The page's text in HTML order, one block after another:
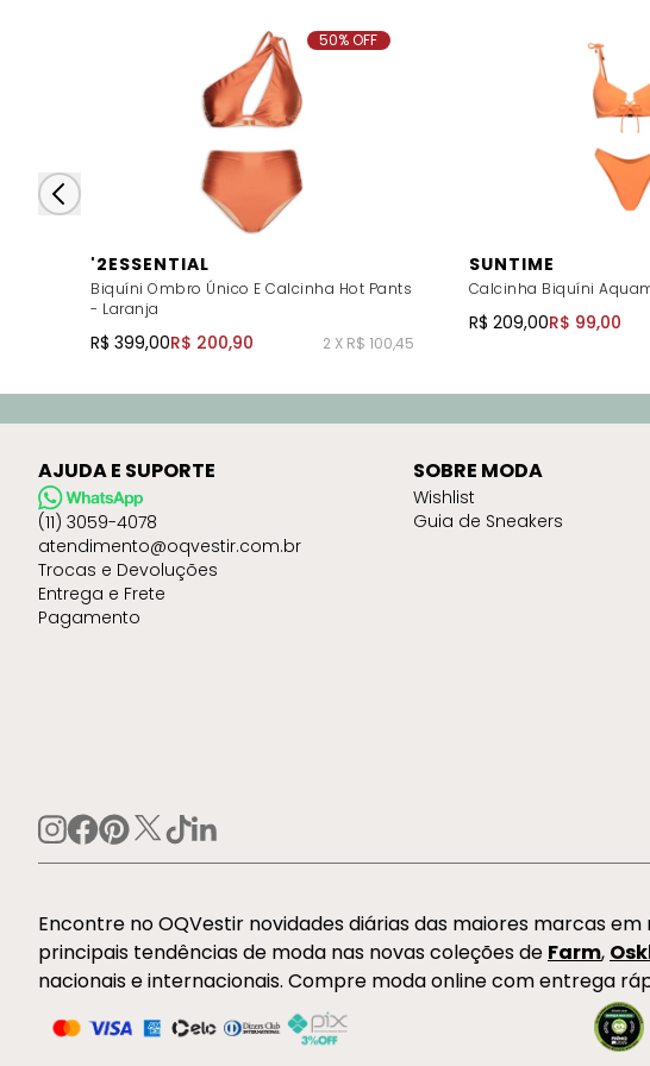
'2ESSENTIAL
Biquíni Ombro Único E Calcinha Hot Pants
- Laranja
R$ 399,00R$ 200,90 2 X R$ 100,45
50% OFF
SUNTIME
Calcinha Biquíni
R$ 209,00R$ 99,00
AJUDA E SUPORTE
(11) 3059-4078
atendimento@oqvestir.com.br
Trocas e Devoluções
Entrega e Frete
Pagamento
SOBRE MODA
Wishlist
Guia de Sneakers
Encontre no OQVestir novidades diárias das maiores marcas
principais tendências de moda nas novas coleções de Farm,
nacionais e internacionais. Compre moda online com entrega